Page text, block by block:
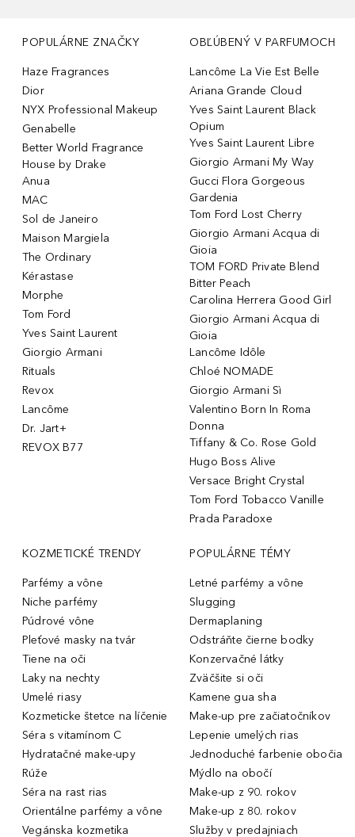
POPULÁRNE ZNAČKY
Haze Fragrances
Dior
NYX Professional Makeup
Genabelle
Better World Fragrance
House by Drake
Anua
MAC
Sol de Janeiro
Maison Margiela
The Ordinary
Kérastase
Morphe
Tom Ford
Yves Saint Laurent
Giorgio Armani
Rituals
Revox
Lancôme
Dr. Jart+
REVOX B77
OBĽÚBENÝ V PARFUMOCH
Lancôme La Vie Est Belle
Ariana Grande Cloud
Yves Saint Laurent Black
Opium
Yves Saint Laurent Libre
Giorgio Armani My Way
Gucci Flora Gorgeous
Gardenia
Tom Ford Lost Cherry
Giorgio Armani Acqua di
Gioia
TOM FORD Private Blend
Bitter Peach
Carolina Herrera Good Girl
Giorgio Armani Acqua di
Gioia
Lancôme Idôle
Chloé NOMADE
Giorgio Armani Sì
Valentino Born In Roma
Donna
Tiffany & Co. Rose Gold
Hugo Boss Alive
Versace Bright Crystal
Tom Ford Tobacco Vanille
Prada Paradoxe
KOZMETICKÉ TRENDY
Parfémy a vône
Niche parfémy
Púdrové vône
Pleťové masky na tvár
Tiene na oči
Laky na nechty
Umelé riasy
Kozmeticke štetce na líčenie
Séra s vitamínom C
Hydratačné make-upy
Rúže
Séra na rast rias
Orientálne parfémy a vône
Vegánska kozmetika
POPULÁRNE TÉMY
Letné parfémy a vône
Slugging
Dermaplaning
Odstráňte čierne bodky
Konzervačné látky
Zväčšite si oči
Kamene gua sha
Make-up pre začiatočníkov
Lepenie umelých rias
Jednoduché farbenie obočia
Mýdlo na obočí
Make-up z 90. rokov
Make-up z 80. rokov
Služby v predajniach